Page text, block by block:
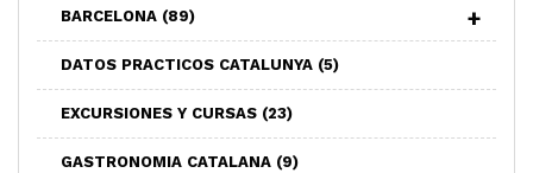
BARCELONA (89)
DATOS PRACTICOS CATALUNYA (5)
EXCURSIONES Y CURSAS (23)
GASTRONOMIA CATALANA (9)